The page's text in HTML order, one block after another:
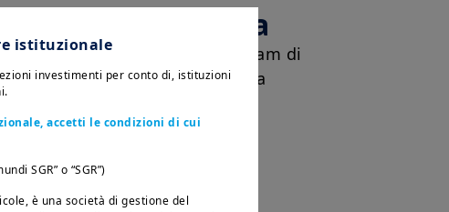
team di ricerca
di ricerca collabora con i team di
investimenti e di consulenza
di Amundi dedicato alla
istituzionale
investimenti per conto di, istituzioni
accetti le condizioni di cui
SGR” o “SGR”)
è una società di gestione del